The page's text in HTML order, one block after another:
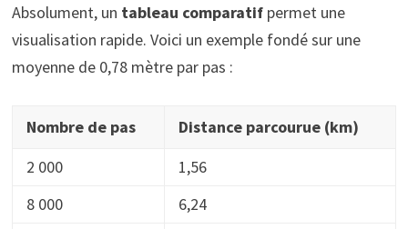
Absolument, un tableau comparatifpermet une
visualisation rapide. Voici un exemple fondé sur une
moyenne de 0,78 mètre par pas :
Nombre de pas
Distance parcourue (km)
2 000
1,56
8 000
6,24